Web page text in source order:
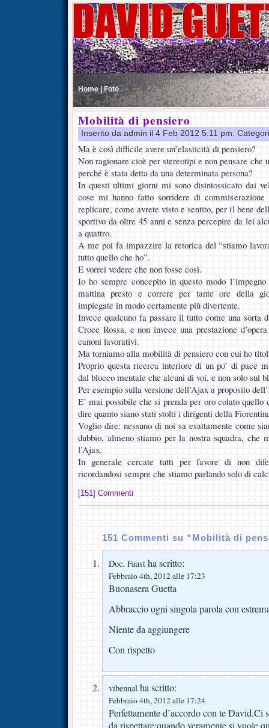
Home | Foto
Mobilità di pensiero
Inserito da admin il 4 Feb 2012 5:11 pm.
Ma è così difficile avere un’elasticità di pensiero?
Non ragionare cioè per stereotipi e non pensare che
perché è stata detta da una determinata persona?
In questi ultimi giorni mi sono disintossicato dai
cose mi hanno fatto sorridere di
replicare, come avrete visto e sentito, per il bene
sportivo da oltre 45 anni e senza percepire da lei
a quattro.
A me poi fa impazzire la retorica del “stiamo
tutto quello che ho”.
E vorrei vedere che non fosse così.
Io ho sempre concepito in questo modo
mattina presto e correre per tante ore della
impiegate in modo certamente più divertente.
Invece qualcuno fa passare il tutto come una sorta
Croce Rossa, e non invece una prestazione
canoni lavorativi.
Ma torniamo alla mobilità di pensiero con cui ho
Proprio questa ricerca interiore di un po’ di pace
dal blocco mentale che alcuni di voi, e non solo sul
Per esempio sulla versione dell’Ajax a proposito
E’ mai possibile che si prenda per oro colato quello
dire quanto siano stati stolti i dirigenti della
Voglio dire: nessuno di noi sa esattamente come
dubbio, almeno stiamo per la nostra squadra, che
l’Ajax.
In generale cercate tutti per favore di non
ricordandosi sempre che stiamo parlando solo di
[151] Commenti
151 Commenti su “Mobilità di
Doc. Faust ha scritto:
Febbraio 4th, 2012 alle 17:23
Buonasera Guetta
Abbraccio ogni singola parola con
Niente da aggiungere
Con rispetto
vibennal ha scritto:
Febbraio 4th, 2012 alle 17:24
Perfettamente d’accordo con te